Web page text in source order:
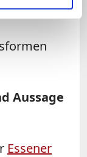
in
Aussage
Essener